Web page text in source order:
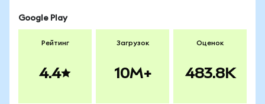
Google Play
Рейтинг
4.4
Загрузок
10M+
Оценок
483.8K